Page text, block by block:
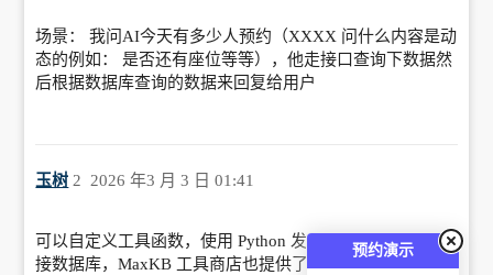
预约演示
场景： 我问AI今天有多少人预约（XXXX 问什么内容是动
态的例如： 是否还有座位等等），他走接口查询下数据然
后根据数据库查询的数据来回复给用户
玉树 2026 年3 月 3 日 01:41
2
可以自定义工具函数，使用 Python 发起 HTTP 请求或者连
接数据库，MaxKB 工具商店也提供了一些常见的数据库连